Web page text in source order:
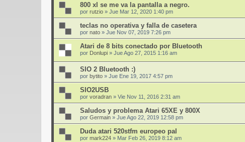
800 xl se me va la pantalla a negro.
por rutzio » Jue Mar 12, 2020 1:40 pm
teclas no operativa y falla de casetera
por nato » Jue Nov 07, 2019 7:26 pm
Atari de 8 bits conectado por Bluetooth
por Donlupi » Jue Ago 27, 2015 1:16 am
SIO 2 Bluetooth :)
por bytito » Jue Ene 19, 2017 4:57 pm
SIO2USB
por voradran » Vie Nov 11, 2016 2:31 am
Saludos y problema Atari 65XE y 800X
por Germain » Jue Ago 22, 2019 12:58 pm
Duda atari 520stfm europeo pal
por mark224 » Mar Feb 26, 2019 8:12 am